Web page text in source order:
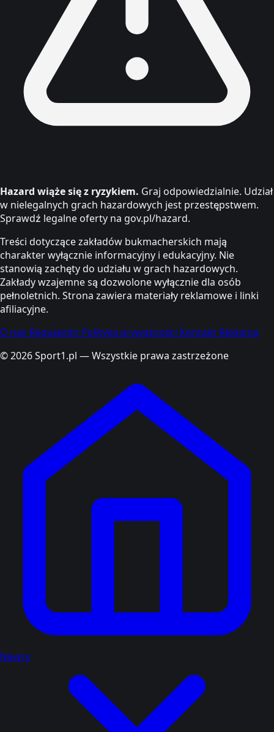
Hazard wiąże się z ryzykiem. Graj odpowiedzialnie. Udział
w nielegalnych grach hazardowych jest przestępstwem.
Sprawdź legalne oferty na gov.pl/hazard.
Treści dotyczące zakładów bukmacherskich mają
charakter wyłącznie informacyjny i edukacyjny. Nie
stanowią zachęty do udziału w grach hazardowych.
Zakłady wzajemne są dozwolone wyłącznie dla osób
pełnoletnich. Strona zawiera materiały reklamowe i linki
afiliacyjne.
O nas Regulamin Polityka prywatności Kontakt Reklama
© 2026 Sport1.pl — Wszystkie prawa zastrzeżone
Newsy